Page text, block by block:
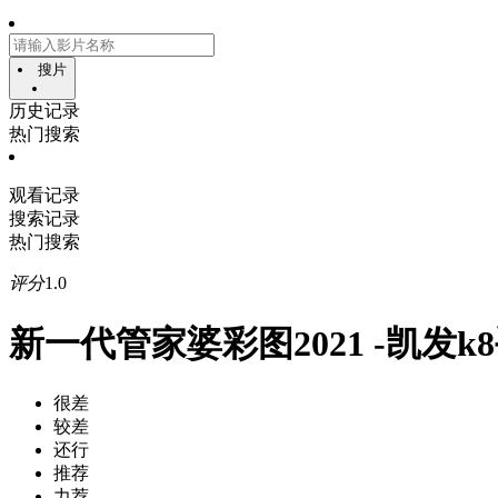
搜片
历史记录
热门搜索
观看记录
搜索记录
热门搜索
评分1.0
新一代管家婆彩图2021 -凯发
很差
较差
还行
推荐